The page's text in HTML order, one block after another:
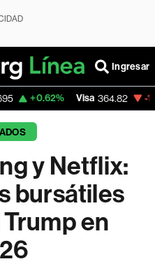
Ingresar
Visa 364.82 -1.53%
y Netflix:
bursátiles
en